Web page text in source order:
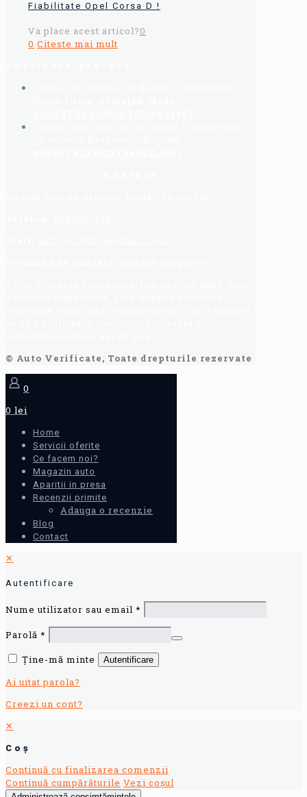
Fiabilitate Opel Corsa D !
Va place acest articol?0
0 Citeste mai mult
© Auto Verificate, Toate drepturile rezervate
0
0 lei
Home
Servicii oferite
Ce facem noi?
Magazin auto
Aparitii in presa
Recenzii primite
Adauga o recenzie
Blog
Contact
✕
Autentificare
Nume utilizator sau email *
Parolă *
Ține-mă minte
Autentificare
Ai uitat parola?
Creezi un cont?
✕
Coș
Continuă cu finalizarea comenzii
Continuă cumpărăturile Vezi coșul